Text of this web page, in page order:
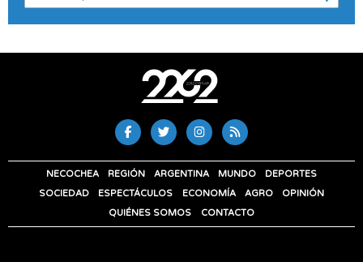
NECOCHEA REGIÓN ARGENTINA MUNDO
DEPORTES
SOCIEDAD
ESPECTÁCULOS ECONOMÍA AGRO
OPINIÓN
QUIÉNES SOMOS
CONTACTO